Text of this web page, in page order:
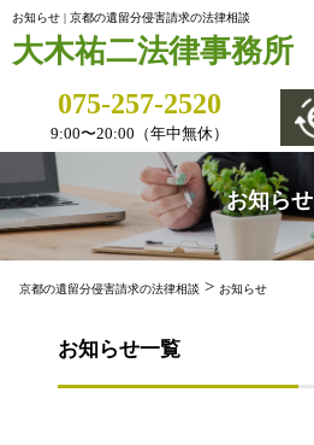
お知らせ | 京都の遺留分侵害請求の法律相談
大木祐二法律事務所
075-257-2520
9:00〜20:00（年中無休）
お知らせ
京都の遺留分侵害請求の法律相談 > お知らせ
お知らせ一覧